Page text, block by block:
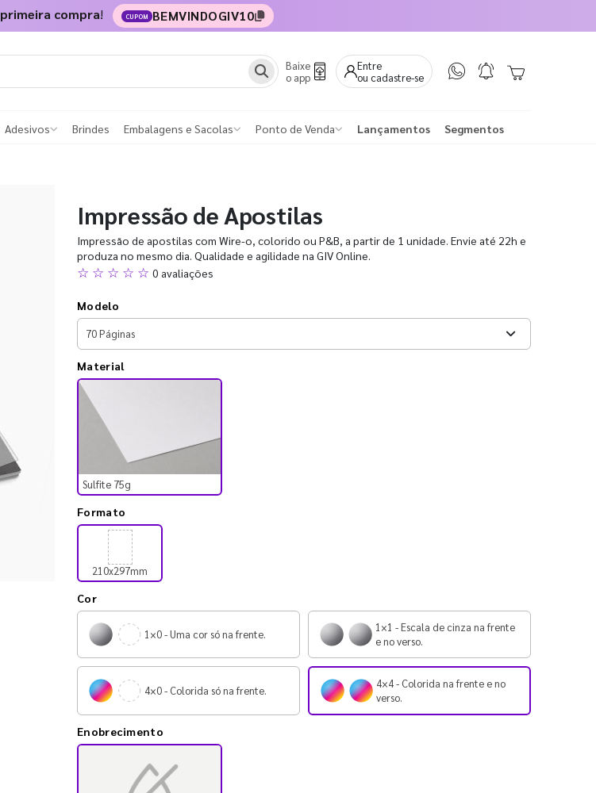
primeira compra! CUPOM BEMVINDOGIV10
Baixe
o app
Entre
ou cadastre-se
Adesivos Brindes Embalagens e Sacolas Ponto de Venda Lançamentos Segmentos
Impressão de Apostilas
Impressão de apostilas com Wire-o, colorido ou P&B, a partir de 1 unidade. Envie até 22h e
produza no mesmo dia. Qualidade e agilidade na GIV Online.
☆ ☆ ☆ ☆ ☆ 0 avaliações
Modelo
Material
Sulfite 75g
Formato
210x297mm
Cor
1×0 - Uma cor só na frente.
1×1 - Escala de cinza na frente
e no verso.
4×0 - Colorida só na frente.
4×4 - Colorida na frente e no
verso.
Enobrecimento